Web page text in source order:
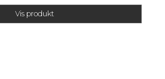
Vis produkt